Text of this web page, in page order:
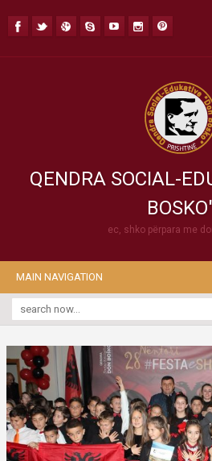
QENDRA SOCIAL-
ec, shko përpara me
MAIN NAVIGATION